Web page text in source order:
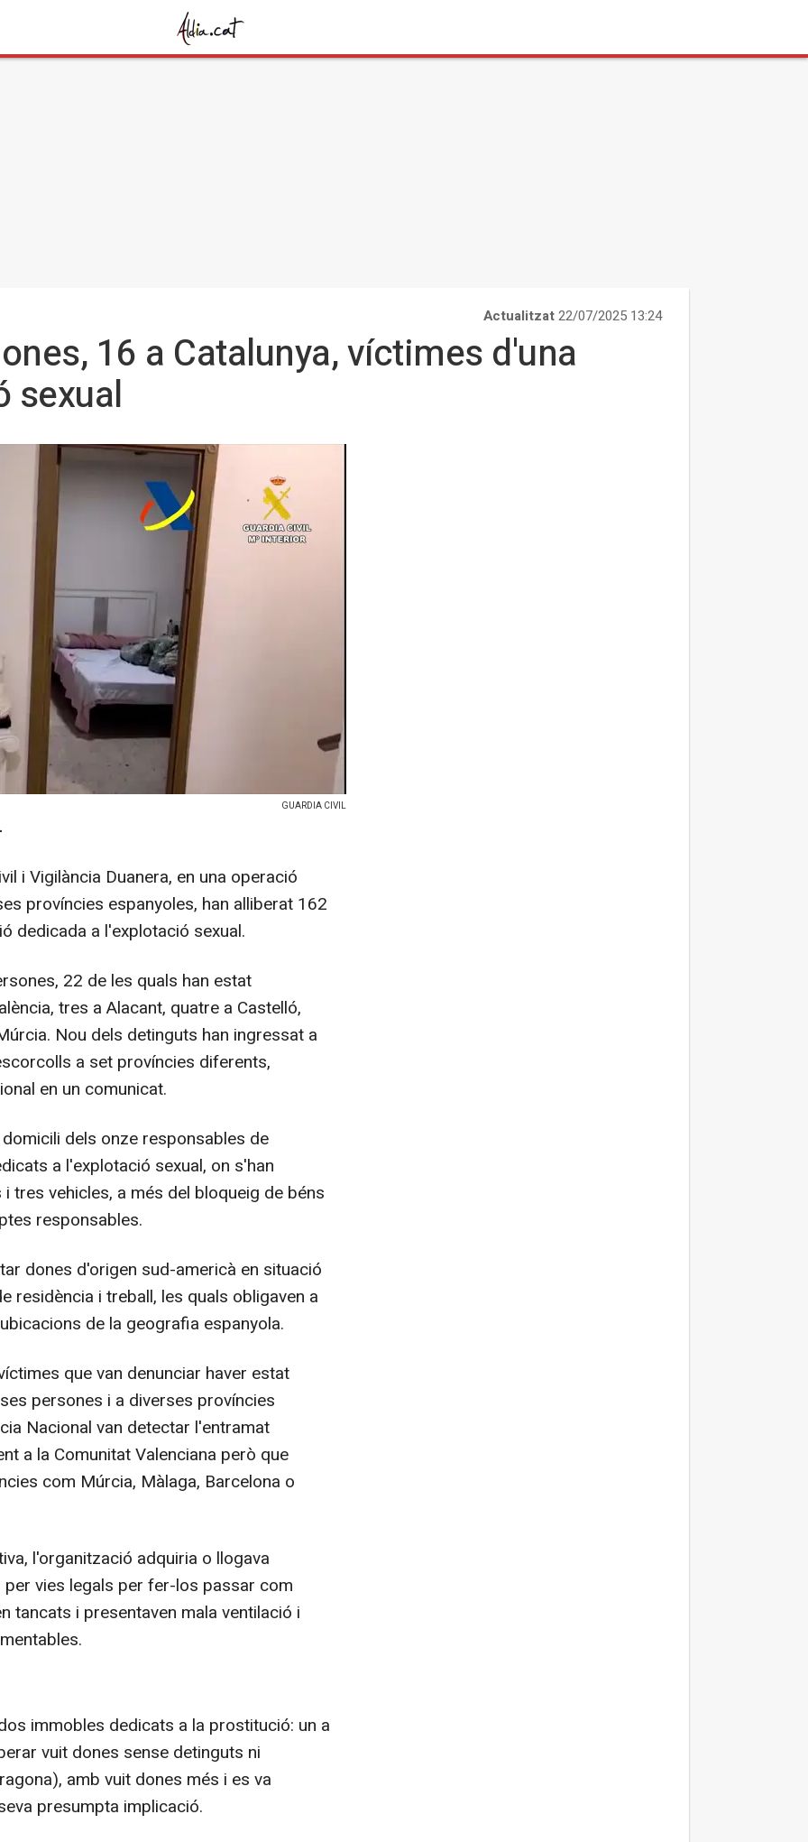
Actualitzat22/07/2025 13:24
16 a Catalunya, víctimes d'una
sexual
GUARDIA CIVIL
i Vigilància Duanera, en una operació
províncies espanyoles, han alliberat 162
dedicada a l'explotació sexual.
22 de les quals han estat
tres a Alacant, quatre a Castelló,
Nou dels detinguts han ingressat a
a set províncies diferents,
en un comunicat.
dels onze responsables de
a l'explotació sexual, on s'han
tres vehicles, a més del bloqueig de béns
responsables.
dones d'origen sud-americà en situació
residència i treball, les quals obligaven a
de la geografia espanyola.
que van denunciar haver estat
persones i a diverses províncies
Nacional van detectar l'entramat
a la Comunitat Valenciana però que
com Múrcia, Màlaga, Barcelona o
l'organització adquiria o llogava
vies legals per fer-los passar com
tancats i presentaven mala ventilació i
immobles dedicats a la prostitució: un a
vuit dones sense detinguts ni
amb vuit dones més i es va
presumpta implicació.